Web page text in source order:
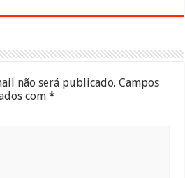
não será publicado. Campos
com*